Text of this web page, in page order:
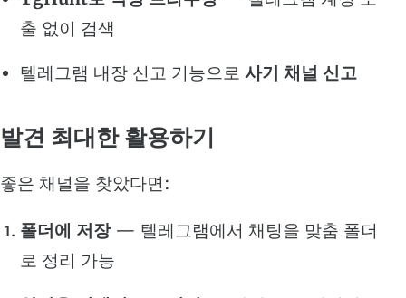
출 없이 검색
텔레그램 내장 신고 기능으로사기 채널 신고
발견 최대한 활용하기
좋은 채널을 찾았다면:
폴더에 저장— 텔레그램에서 채팅을 맞춤 폴더
로 정리 가능